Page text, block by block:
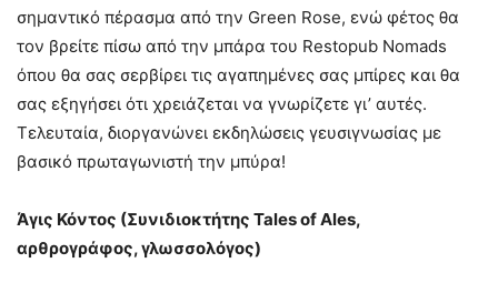
σημαντικό πέρασμα από την Green Rose, ενώ φέτος θα
τον βρείτε πίσω από την μπάρα του Restopub Nomads
όπου θα σας σερβίρει τις αγαπημένες σας μπίρες και θα
σας εξηγήσει ότι χρειάζεται να γνωρίζετε γι’ αυτές.
Τελευταία, διοργανώνει εκδηλώσεις γευσιγνωσίας με
βασικό πρωταγωνιστή την μπύρα!
Άγις Κόντος (Συνιδιοκτήτης Tales of Ales,
αρθρογράφος, γλωσσολόγος)